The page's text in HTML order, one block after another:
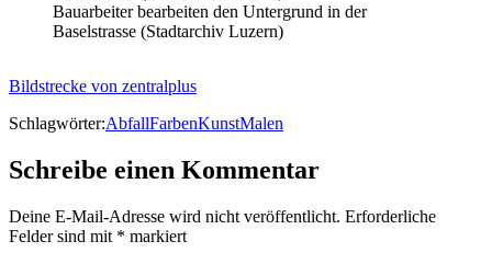
Bauarbeiter bearbeiten den Untergrund in der
Baselstrasse (Stadtarchiv Luzern)
Bildstrecke von zentralplus
Schlagwörter:AbfallFarbenKunstMalen
Schreibe einen Kommentar
Deine E-Mail-Adresse wird nicht veröffentlicht. Erforderliche
Felder sind mit * markiert